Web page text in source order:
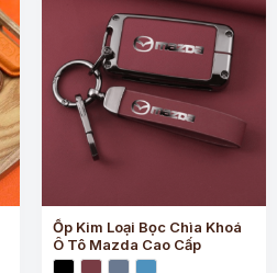
Ốp Kim Loại Bọc Chìa Khoá
Ô Tô Mazda Cao Cấp